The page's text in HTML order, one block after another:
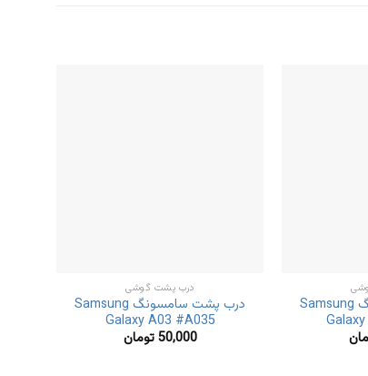
درب پشت سامسونگ Samsung
درب پشت گوشی
درب پشت سامسونگ Samsung
Galaxy A03 #A035
50,000تومان